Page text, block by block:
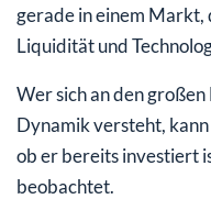
gerade in einem Markt,
Liquidität und
Wer sich an den
Dynamik versteht,
ob er bereits investiert
beobachtet.